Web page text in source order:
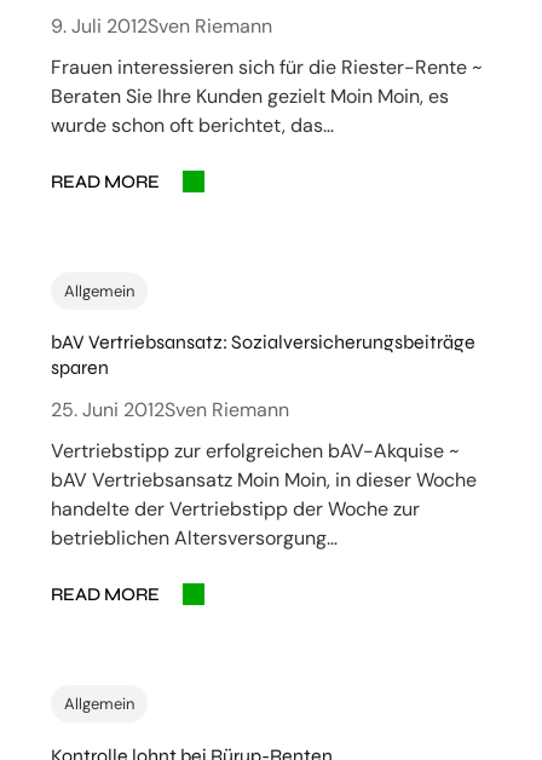
9. Juli 2012Sven Riemann
Frauen interessieren sich für die Riester-Rente ~
Beraten Sie Ihre Kunden gezielt Moin Moin, es
wurde schon oft berichtet, das…
READ MORE
Allgemein
bAV Vertriebsansatz: Sozialversicherungsbeiträge
sparen
25. Juni 2012Sven Riemann
Vertriebstipp zur erfolgreichen bAV-Akquise ~
bAV Vertriebsansatz Moin Moin, in dieser Woche
handelte der Vertriebstipp der Woche zur
betrieblichen Altersversorgung…
READ MORE
Allgemein